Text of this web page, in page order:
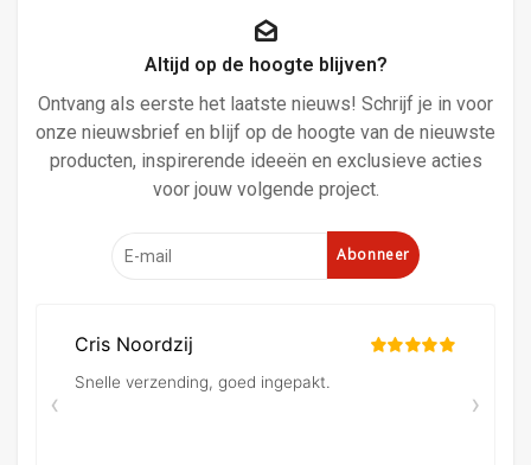
Altijd op de hoogte blijven?
Ontvang als eerste het laatste nieuws! Schrijf je in voor
onze nieuwsbrief en blijf op de hoogte van de nieuwste
producten, inspirerende ideeën en exclusieve acties
voor jouw volgende project.
Abonneer